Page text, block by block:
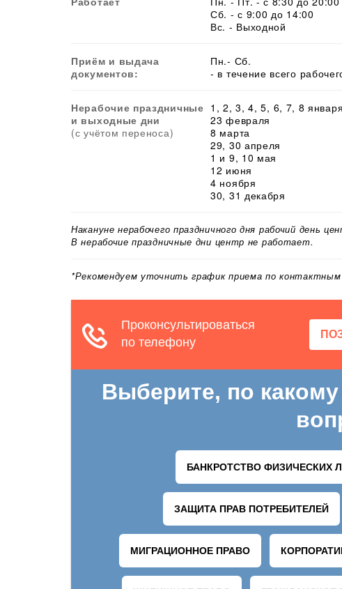
Сб. - с 9:00 до 14:00
Вс. - Выходной
Приём и выдача
документов:
Пн.- Сб.
- в течение всего
Нерабочие праздничные
и выходные дни
(с учётом переноса)
1, 2, 3, 4, 5, 6, 7, 8 января
23 февраля
8 марта
29, 30 апреля
1 и 9, 10 мая
12 июня
4 ноября
30, 31 декабря
Накануне нерабочего праздничного дня рабочий день
В нерабочие праздничные дни центр не работает.
*Рекомендуем уточнить график приема по